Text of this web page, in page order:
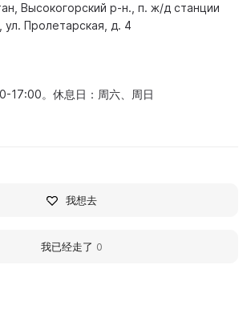
Высокогорский р-н., п. ж/д станции
ул. Пролетарская, д. 4
17:00。休息日：周六、周日
我想去
我已经走了 0